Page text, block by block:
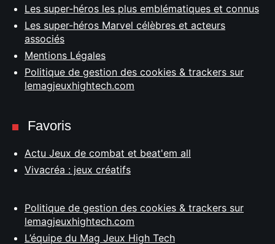
Les super-héros les plus emblématiques et connus
Les super-héros Marvel célèbres et acteurs
associés
Mentions Légales
Politique de gestion des cookies & trackers sur
lemagjeuxhightech.com
Favoris
Actu Jeux de combat et beat'em all
Vivacréa : jeux créatifs
Politique de gestion des cookies & trackers sur
lemagjeuxhightech.com
L’équipe du Mag Jeux High Tech